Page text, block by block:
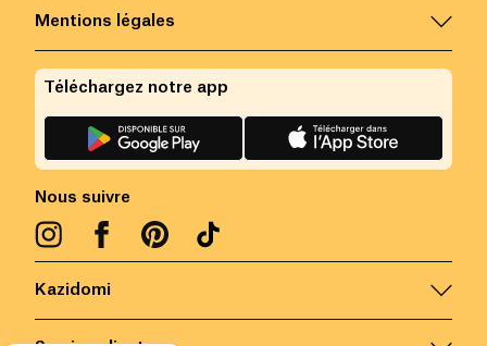
Kazidomi
Mentions légales
Nous suivre
Téléchargez notre app